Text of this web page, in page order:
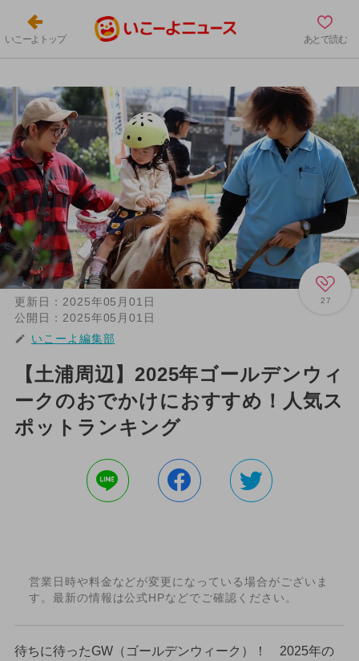
いこーよトップ あとで読む
27
更新日： 2025年05月01日
公開日： 2025年05月01日
いこーよ編集部
【土浦周辺】2025年ゴールデンウィ
ークのおでかけにおすすめ！人気ス
ポットランキング
営業日時や料金などが変更になっている場合がございま
す。最新の情報は公式HPなどでご確認ください。
待ちに待ったGW（ゴールデンウィーク）！ 2025年の